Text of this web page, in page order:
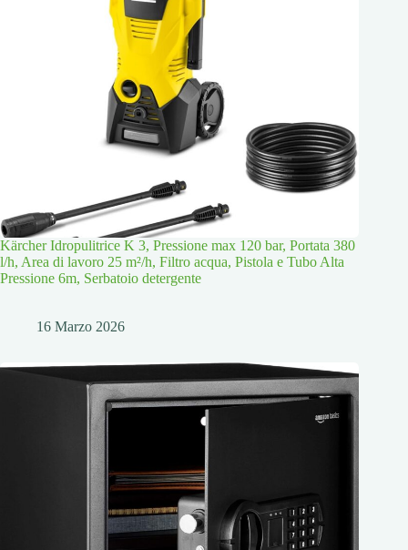
Kärcher Idropulitrice K 3, Pressione max 120 bar, Portata 380
l/h, Area di lavoro 25 m²/h, Filtro acqua, Pistola e Tubo Alta
Pressione 6m, Serbatoio detergente
16 Marzo 2026